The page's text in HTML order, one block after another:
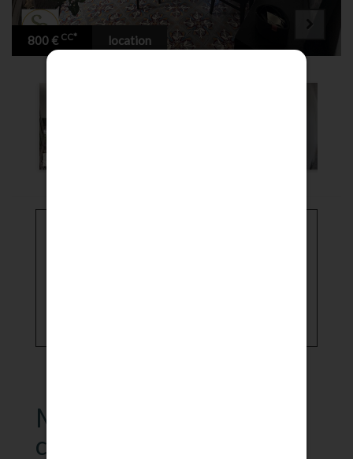
Location
Gestion
accès
800 € CC* location
Maison en pierres de
caractère à saint-martin